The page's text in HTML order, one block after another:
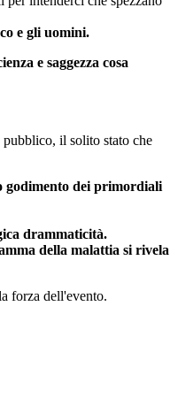
e gli uomini.
e saggezza cosa
il solito stato che
godimento dei primordiali
drammaticità.
della malattia si rivela
forza dell'evento.